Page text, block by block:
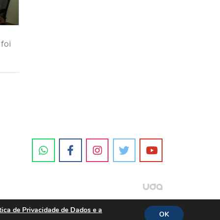
de Privacidade de Dados e a OK